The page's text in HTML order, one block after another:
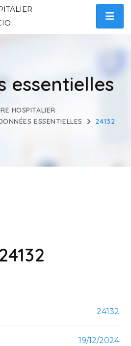
essentielles
HOSPITALIER
ESSENTIELLES
24132
24132
19/12/2024